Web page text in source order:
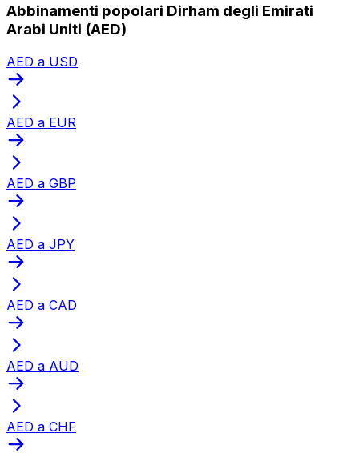
Abbinamenti popolari Dirham degli Emirati
Arabi Uniti (AED)
AED a USD
AED a EUR
AED a GBP
AED a JPY
AED a CAD
AED a AUD
AED a CHF